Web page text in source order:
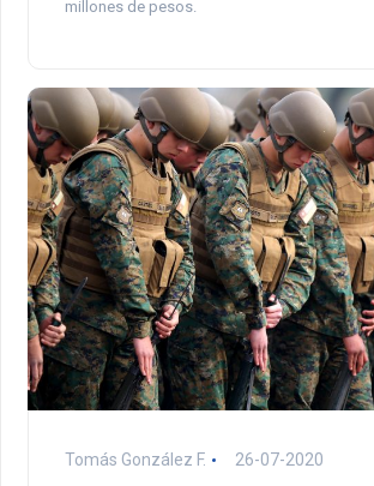
millones de pesos.
Tomás González F. 26-07-2020